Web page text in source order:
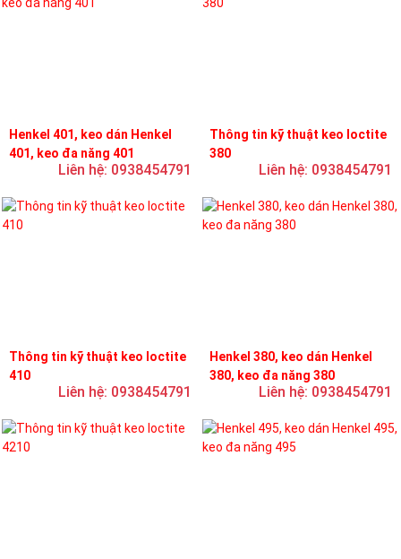
Henkel 401, keo dán Henkel
401, keo đa năng 401
Liên hệ: 0938454791
Thông tin kỹ thuật keo loctite
380
Liên hệ: 0938454791
Thông tin kỹ thuật keo loctite
410
Liên hệ: 0938454791
Henkel 380, keo dán Henkel
380, keo đa năng 380
Liên hệ: 0938454791